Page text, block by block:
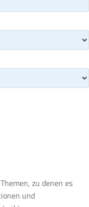
zu denen es
und